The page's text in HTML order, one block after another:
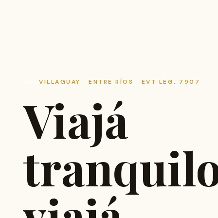
VILLAGUAY · ENTRE RÍOS · EVT LEG. 7907
Viajá